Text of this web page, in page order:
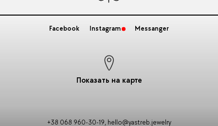
Facebook Instagram Messanger
Показать на карте
+38 068 960-30-19, hello@yastreb.jewelry